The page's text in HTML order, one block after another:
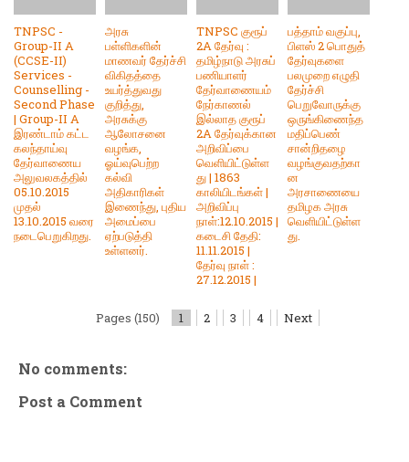
TNPSC -
Group-II A
(CCSE-II)
Services -
Counselling -
Second Phase
| Group-II A
இரண்டாம் கட்ட
கலந்தாய்வு
தேர்வாணைய
அலுவலகத்தில்
05.10.2015
முதல்
13.10.2015 வரை
நடைபெறுகிறது.
அரசு
பள்ளிகளின்
மாணவர் தேர்ச்சி
விகிதத்தை
உயர்த்துவது
குறித்து,
அரசுக்கு
ஆலோசனை
வழங்க,
ஓய்வுபெற்ற
கல்வி
அதிகாரிகள்
இணைந்து, புதிய
அமைப்பை
ஏற்படுத்தி
உள்ளனர்.
TNPSC குரூப்
2A தேர்வு :
தமிழ்நாடு அரசுப்
பணியாளர்
தேர்வாணையம்
நேர்காணல்
இல்லாத குரூப்
2A தேர்வுக்கான
அறிவிப்பை
வெளியிட்டுள்ள
து | 1863
காலியிடங்கள் |
அறிவிப்பு
நாள்:12.10.2015 |
கடைசி தேதி:
11.11.2015 |
தேர்வு நாள் :
27.12.2015 |
பத்தாம் வகுப்பு,
பிளஸ் 2 பொதுத்
தேர்வுகளை
பலமுறை எழுதி
தேர்ச்சி
பெறுவோருக்கு
ஒருங்கிணைந்த
மதிப்பெண்
சான்றிதழை
வழங்குவதற்கா
ன
அரசாணையை
தமிழக அரசு
வெளியிட்டுள்ள
து.
Pages (150) 1 2 3 4 Next
No comments:
Post a Comment